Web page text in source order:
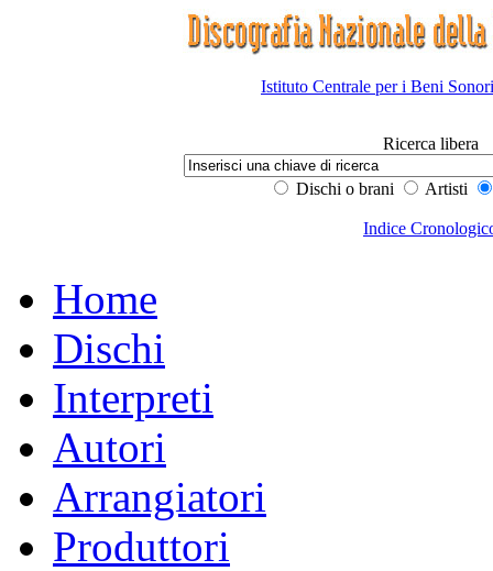
Istituto Centrale per i Beni
Ricerca libera
Dischi o brani Artisti
Indice
Home
Dischi
Interpreti
Autori
Arrangiatori
Produttori